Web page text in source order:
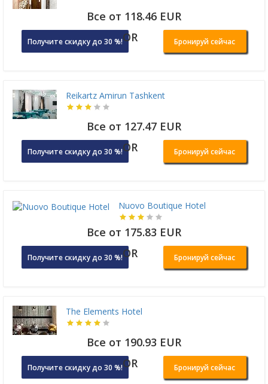
Все от 118.46 EUR
Получите скидку до 30 %!OR Бронируй сейчас
Reikartz Amirun Tashkent
Все от 127.47 EUR
Получите скидку до 30 %!OR Бронируй сейчас
Nuovo Boutique Hotel
Все от 175.83 EUR
Получите скидку до 30 %!OR Бронируй сейчас
The Elements Hotel
Все от 190.93 EUR
Получите скидку до 30 %!OR Бронируй сейчас